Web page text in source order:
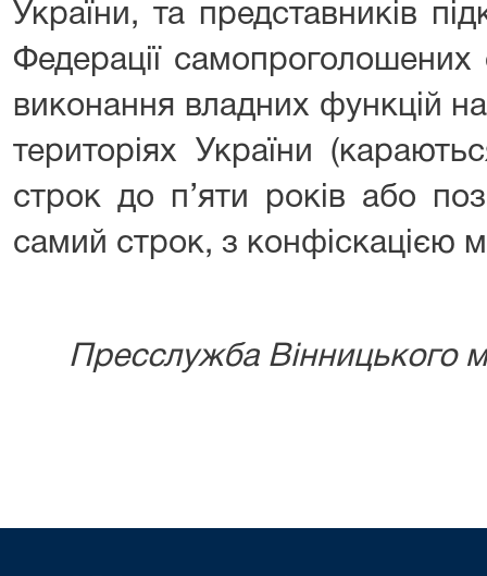
України, та представників
Федерації самопроголошених
виконання владних функцій
територіях України
строк до п’яти років або
самий строк, з конфіскацією
Пресслужба Вінницького